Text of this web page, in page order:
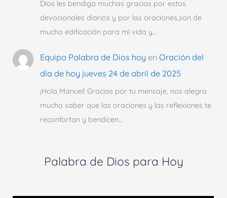
Dios les bendiga muchas gracias por estos
devocionales diarios y por las oraciones,son de
mucha edificación para mí vida y…
Equipo Palabra de Dios hoy en Oración del
día de hoy jueves 24 de abril de 2025
¡Hola Manuel! Gracias por tu mensaje, nos alegra
mucho saber que las oraciones y las reflexiones te
reconfortan y bendicen…
Palabra de Dios para Hoy